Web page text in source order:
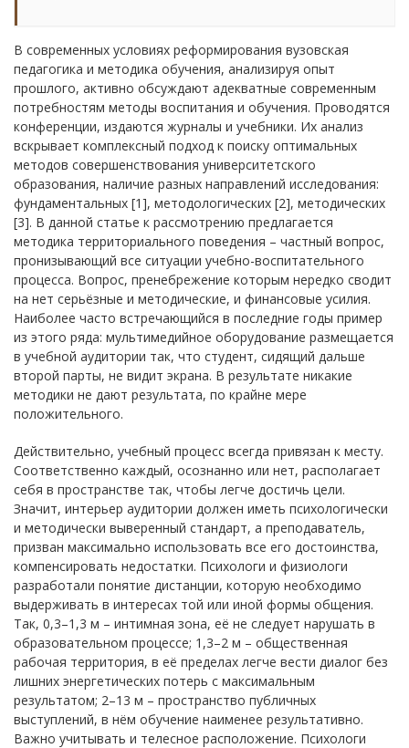
В современных условиях реформирования вузовская
педагогика и методика обучения, анализируя опыт
прошлого, активно обсуждают адекватные современным
потребностям методы воспитания и обучения. Проводятся
конференции, издаются журналы и учебники. Их анализ
вскрывает комплексный подход к поиску оптимальных
методов совершенствования университетского
образования, наличие разных направлений исследования:
фундаментальных [1], методологических [2], методических
[3]. В данной статье к рассмотрению предлагается
методика территориального поведения – частный вопрос,
пронизывающий все ситуации учебно-воспитательного
процесса. Вопрос, пренебрежение которым нередко сводит
на нет серьёзные и методические, и финансовые усилия.
Наиболее часто встречающийся в последние годы пример
из этого ряда: мультимедийное оборудование размещается
в учебной аудитории так, что студент, сидящий дальше
второй парты, не видит экрана. В результате никакие
методики не дают результата, по крайне мере
положительного.
Действительно, учебный процесс всегда привязан к месту.
Соответственно каждый, осознанно или нет, располагает
себя в пространстве так, чтобы легче достичь цели.
Значит, интерьер аудитории должен иметь психологически
и методически выверенный стандарт, а преподаватель,
призван максимально использовать все его достоинства,
компенсировать недостатки. Психологи и физиологи
разработали понятие дистанции, которую необходимо
выдерживать в интересах той или иной формы общения.
Так, 0,3–1,3 м – интимная зона, её не следует нарушать в
образовательном процессе; 1,3–2 м – общественная
рабочая территория, в её пределах легче вести диалог без
лишних энергетических потерь с максимальным
результатом; 2–13 м – пространство публичных
выступлений, в нём обучение наименее результативно.
Важно учитывать и телесное расположение. Психологи